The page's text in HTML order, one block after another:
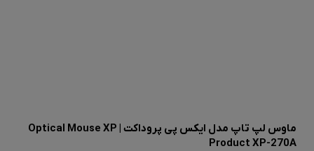
ماوس لپ تاپ مدل ایکس پی پروداکت | Optical Mouse XP
Product XP-270A